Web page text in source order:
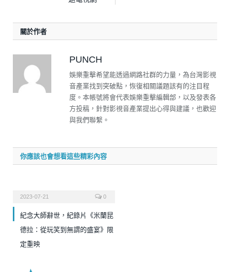
關於作者
PUNCH
娛樂重擊希望能透過網路社群的力量，為台灣影視
音產業找到突破點，恢復相關議題該有的注目程
度。本帳號將會代表娛樂重擊編輯部，以及發表各
方投稿，針對影視音產業提出心得與建議，也歡迎
與我們聯繫。
你應該也會想看這些精彩內容
2023-07-21 0
紀念大師辭世，紀錄片《米蘭昆
德拉：從玩笑到無謂的盛宴》限
定重映